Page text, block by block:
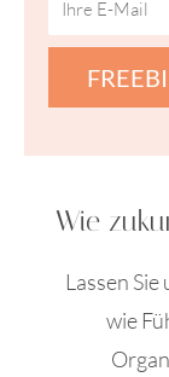
Wie
Lassen
wie